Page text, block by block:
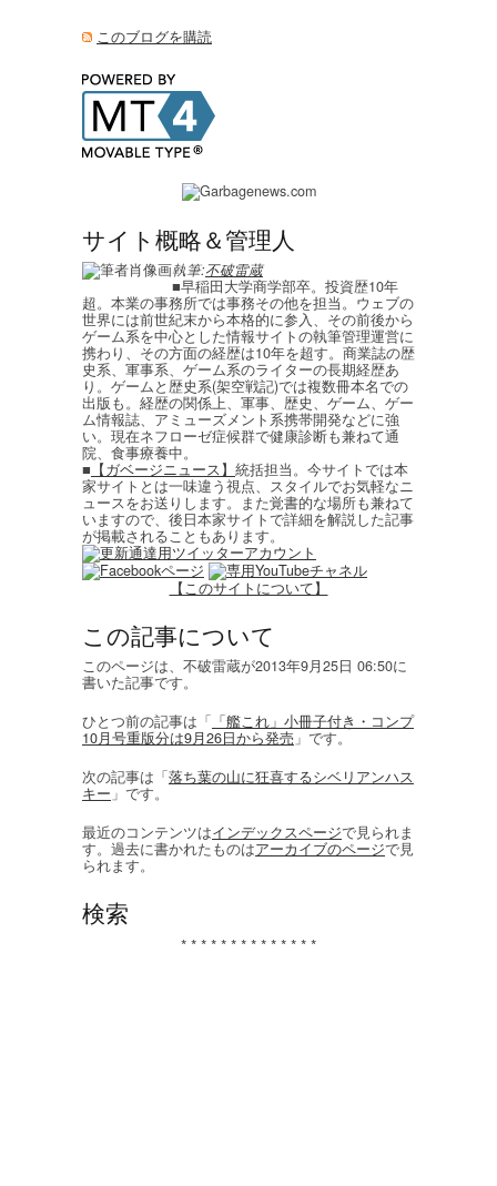
このブログを購読
サイト概略＆管理人
執筆:不破雷蔵
■早稲田大学商学部卒。投資歴10年
超。本業の事務所では事務その他を担当。ウェブの
世界には前世紀末から本格的に参入、その前後から
ゲーム系を中心とした情報サイトの執筆管理運営に
携わり、その方面の経歴は10年を超す。商業誌の歴
史系、軍事系、ゲーム系のライターの長期経歴あ
り。ゲームと歴史系(架空戦記)では複数冊本名での
出版も。経歴の関係上、軍事、歴史、ゲーム、ゲー
ム情報誌、アミューズメント系携帯開発などに強
い。現在ネフローゼ症候群で健康診断も兼ねて通
院、食事療養中。
■ 【ガベージニュース】 統括担当。今サイトでは本
家サイトとは一味違う視点、スタイルでお気軽なニ
ュースをお送りします。また覚書的な場所も兼ねて
いますので、後日本家サイトで詳細を解説した記事
が掲載されることもあります。
【このサイトについて】
この記事について
このページは、不破雷蔵が2013年9月25日 06:50に
書いた記事です。
ひとつ前の記事は「 「艦これ」小冊子付き・コンプ
10月号重版分は9月26日から発売 」です。
次の記事は「落ち葉の山に狂喜するシベリアンハス
キー 」です。
最近のコンテンツはインデックスページで見られま
す。過去に書かれたものはアーカイブのページで見
られます。
検索
* * * * * * * * * * * * * *